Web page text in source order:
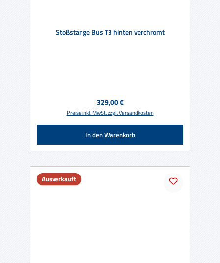
Stoßstange Bus T3 hinten verchromt
Regulärer Preis:
329,00 €
Preise inkl. MwSt. zzgl. Versandkosten
In den Warenkorb
Ausverkauft